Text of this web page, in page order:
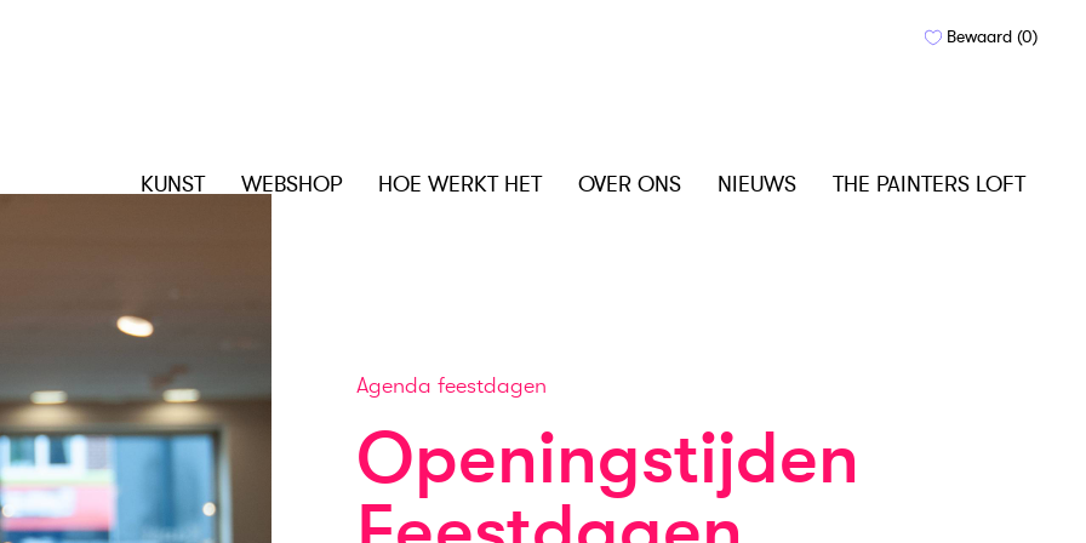
KUNST WEBSHOP HOE WERKT HET OVER ONS NIEUWS THE PAINTERS LOFT
Bewaard (0)
Agenda feestdagen
Openingstijden